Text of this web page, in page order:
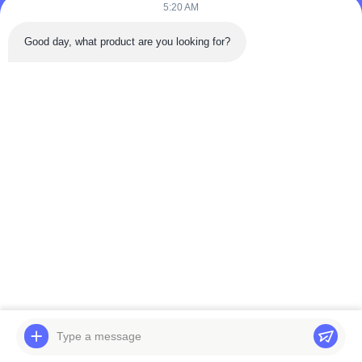
© 2026 BELPARTS MACHINERY LIMITED. All Rights Reserved.
5:20 AM
Good day, what product are you looking for?